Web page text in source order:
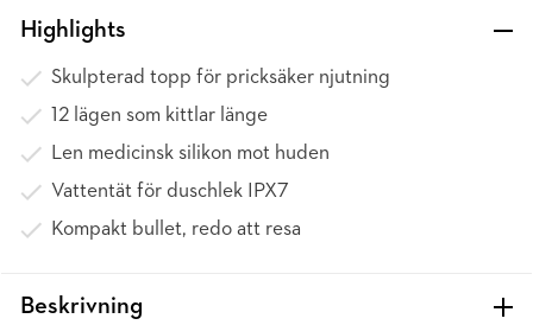
Highlights
Skulpterad topp för pricksäker njutning
12 lägen som kittlar länge
Len medicinsk silikon mot huden
Vattentät för duschlek IPX7
Kompakt bullet, redo att resa
Beskrivning